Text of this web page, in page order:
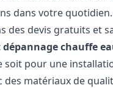
dans votre
des devis gratuits et
chauffe
soit pour une
des matériaux de